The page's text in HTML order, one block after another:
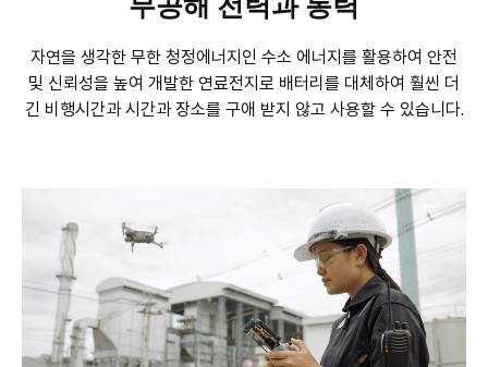
자연을 생각한 무한 청정에너지인 수소 에너지를 활용하여 안전
및 신뢰성을 높여 개발한 연료전지로 배터리를 대체하여 훨씬 더
긴 비행시간과 시간과 장소를 구애 받지 않고 사용할 수 있습니다.